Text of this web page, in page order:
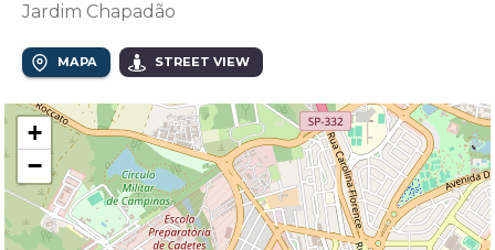
Jardim Chapadão
MAPA STREET VIEW
+
−